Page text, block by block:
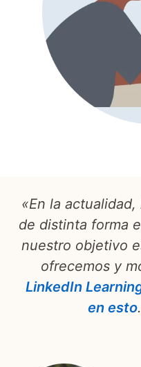
«En la
de distinta forma
nuestro objetivo
ofrecemos y
LinkedIn
en esto